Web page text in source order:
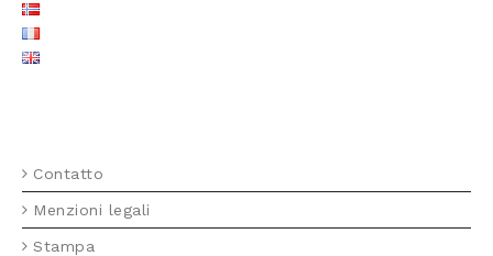
Contatto
Menzioni legali
Stampa